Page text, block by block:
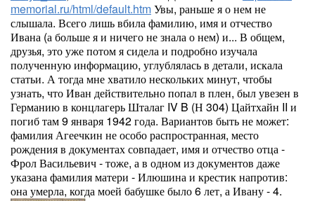
memorial.ru/html/default.htmУвы, раньше я о нем не
слышала. Всего лишь вбила фамилию, имя и отчество
Ивана (а больше я и ничего не знала о нем) и... В общем,
друзья, это уже потом я сидела и подробно изучала
полученную информацию, углублялась в детали, искала
статьи. А тогда мне хватило нескольких минут, чтобы
узнать, что Иван действительно попал в плен, был увезен в
Германию в концлагерь Шталаг IV B (Н 304) Цайтхайн II и
погиб там 9 января 1942 года. Вариантов быть не может:
фамилия Агеечкин не особо распространная, место
рождения в документах совпадает, имя и отчество отца -
Фрол Васильевич - тоже, а в одном из документов даже
указана фамилия матери - Илюшина и крестик напротив:
она умерла, когда моей бабушке было 6 лет, а Ивану - 4.